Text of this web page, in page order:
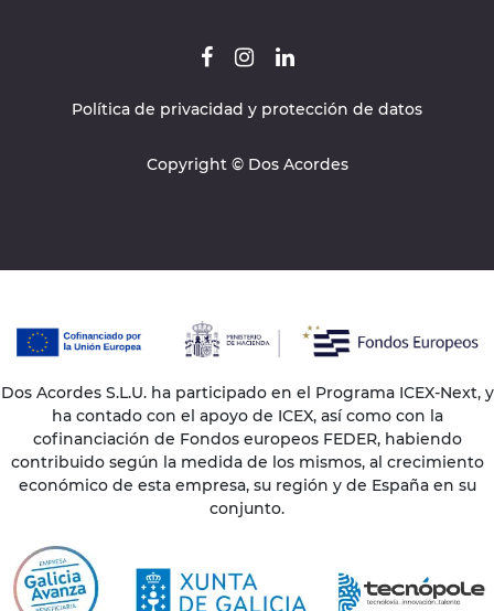
Política de privacidad y protección de datos
Copyright © Dos Acordes
Dos Acordes S.L.U. ha participado en el Programa ICEX-Next, y
ha contado con el apoyo de ICEX, así como con la
cofinanciación de Fondos europeos FEDER, habiendo
contribuido según la medida de los mismos, al crecimiento
económico de esta empresa, su región y de España en su
conjunto.